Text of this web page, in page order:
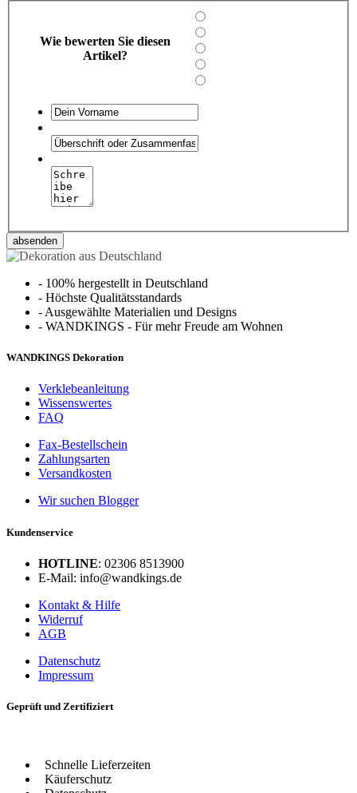
Wie bewerten Sie diesen
Artikel?
absenden
- 100% hergestellt in Deutschland
- Höchste Qualitätsstandards
- Ausgewählte Materialien und Designs
- WANDKINGS - Für mehr Freude am Wohnen
WANDKINGS Dekoration
Verklebeanleitung
Wissenswertes
FAQ
Fax-Bestellschein
Zahlungsarten
Versandkosten
Wir suchen Blogger
Kundenservice
HOTLINE: 02306 8513900
E-Mail: info@wandkings.de
Kontakt & Hilfe
Widerruf
AGB
Datenschutz
Impressum
Geprüft und Zertifiziert
Schnelle Lieferzeiten
Käuferschutz